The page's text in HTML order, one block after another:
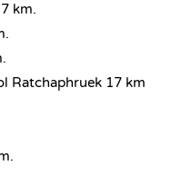
km.
Ratchaphruek 17 km